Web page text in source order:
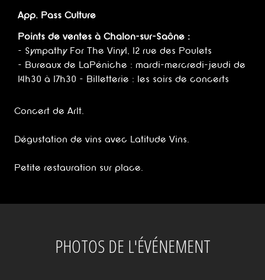
App. Pass Culture
Points de ventes à Chalon-sur-Saône :
- Sympathy For The Vinyl, 12 rue des Poulets
- Bureaux de LaPéniche : mardi-mercredi-jeudi de
14h30 à 17h30 - Billetterie : les soirs de concerts
Concert de Arlt.
Dégustation de vins avec Latitude Vins.
Petite restauration sur place.
PHOTOS DE L'ÉVÉNEMENT